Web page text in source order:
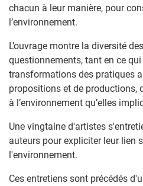
chacun à leur manière, pour
l’environnement.
L’ouvrage montre la diversité
questionnements, tant en ce
transformations des pratiques
propositions et de productions,
à l’environnement qu’elles
Une vingtaine d'artistes
auteurs pour expliciter leur lien
l'environnement.
Ces entretiens sont précédés